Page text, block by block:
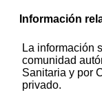
Información
La información
comunidad
Sanitaria y por
privado.